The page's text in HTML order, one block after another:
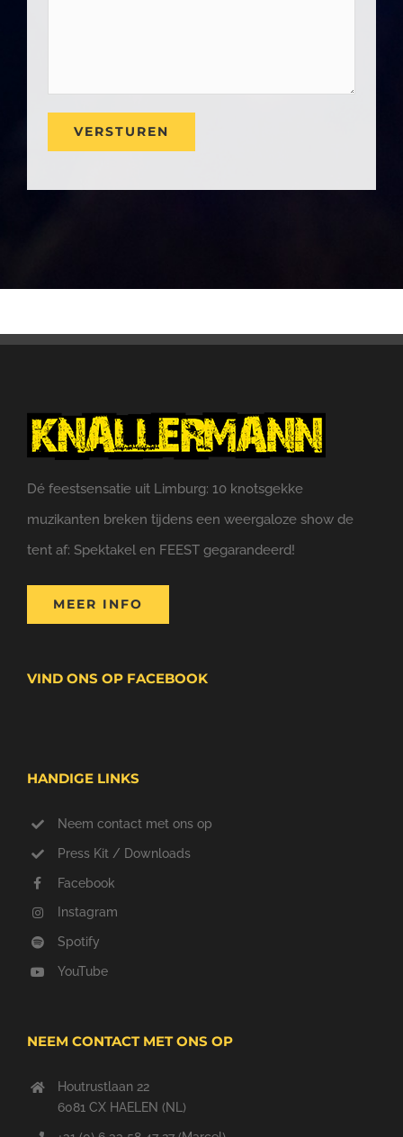
Dé feestsensatie uit Limburg: 10 knotsgekke
muzikanten breken tijdens een weergaloze show de
tent af: Spektakel en FEEST gegarandeerd!
MEER INFO
VIND ONS OP FACEBOOK
HANDIGE LINKS
Neem contact met ons op
Press Kit / Downloads
Facebook
Instagram
Spotify
YouTube
NEEM CONTACT MET ONS OP
Houtrustlaan 22
6081 CX HAELEN (NL)